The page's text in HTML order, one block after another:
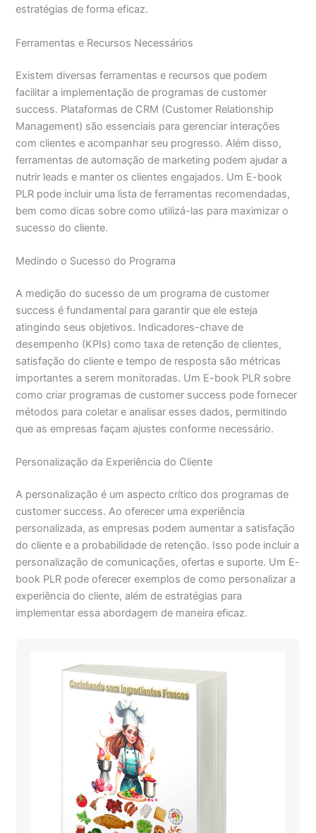
estratégias de forma eficaz.
Ferramentas e Recursos Necessários
Existem diversas ferramentas e recursos que podem
facilitar a implementação de programas de customer
success. Plataformas de CRM (Customer Relationship
Management) são essenciais para gerenciar interações
com clientes e acompanhar seu progresso. Além disso,
ferramentas de automação de marketing podem ajudar a
nutrir leads e manter os clientes engajados. Um E-book
PLR pode incluir uma lista de ferramentas recomendadas,
bem como dicas sobre como utilizá-las para maximizar o
sucesso do cliente.
Medindo o Sucesso do Programa
A medição do sucesso de um programa de customer
success é fundamental para garantir que ele esteja
atingindo seus objetivos. Indicadores-chave de
desempenho (KPIs) como taxa de retenção de clientes,
satisfação do cliente e tempo de resposta são métricas
importantes a serem monitoradas. Um E-book PLR sobre
como criar programas de customer success pode fornecer
métodos para coletar e analisar esses dados, permitindo
que as empresas façam ajustes conforme necessário.
Personalização da Experiência do Cliente
A personalização é um aspecto crítico dos programas de
customer success. Ao oferecer uma experiência
personalizada, as empresas podem aumentar a satisfação
do cliente e a probabilidade de retenção. Isso pode incluir a
personalização de comunicações, ofertas e suporte. Um E-
book PLR pode oferecer exemplos de como personalizar a
experiência do cliente, além de estratégias para
implementar essa abordagem de maneira eficaz.